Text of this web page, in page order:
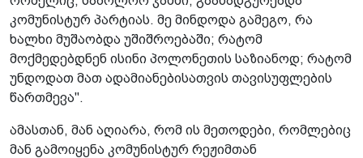
კომუნისტურ პარტიას. მე მინდოდა გამეგო, რა
ხალხი მუშაობდა უშიშროებაში; რატომ
მოქმედებდნენ ისინი პოლონეთის საზიანოდ; რატომ
უნდოდათ მათ ადამიანებისათვის თავისუფლების
წართმევა".
ამასთან, მან აღიარა, რომ ის მეთოდები, რომლებიც
მან გამოიყენა კომუნისტურ რეჟიმთან